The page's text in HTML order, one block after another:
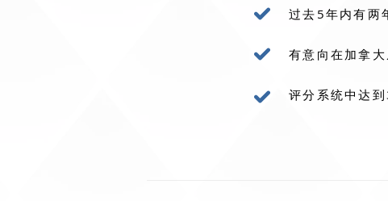
过去5年内有两
有意向在加拿
评分系统中达